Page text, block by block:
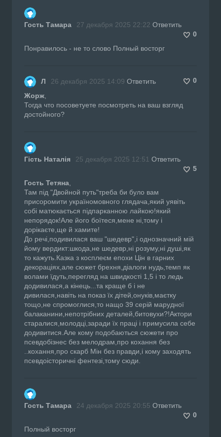
Гость Тамара 27 декабря 2025 22:22 Ответить
0
Понравилось - не то слово Полный восторг
Л 26 декабря 2025 14:09 Ответить
0
Жорж
Тогда что посоветуете посмотреть на ваш взгляд
достойного?
Гість Наталія 25 декабря 2025 12:51 Ответить
5
Гость Тетяна
Там під "Двойной путь"треба би було вам
присоромити україномовного глядача,який уявіть
собі матюкається підпарканною лайкою!який
непорядок!Але його боїтеся,мене ні,тому і
дорікаєте,ще й хамите!
До речі,подивилася ваш "шедевр",і однозначний мій
йому вердикт:шкода,не шедевр,ні розуму,ні душі,як
то кажуть.Казка з косплеєм епохи Цін в гарних
декораціях,але сюжет брехня,діалоги нудь,темп як
волами їдуть,перегляд на швидкості 1,5 і то ледь
додивилася,а кінець...та краще б і не
дивилася,навіть на показ їх дітей,онуків,маєтку
тощо,не спромоглися,то нащо 39 серій марудної
балаканини,непотрібних деталей,битовухи?!Актори
старалися,молодці,заради їх праці і примусила себе
додивитися.Але кому подобаються сюжети про
псевдобізнес без мелодрам,про кохання без
..кохання,про скарб Мін без правди,і кому заходять
псевдоісторичні фентезі,тому сюди.
Гость Тамара 24 декабря 2025 20:55 Ответить
0
Полный восторг